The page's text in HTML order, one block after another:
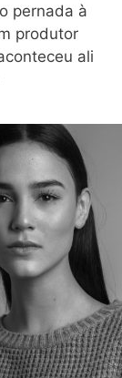
pernada à
produtor
ali